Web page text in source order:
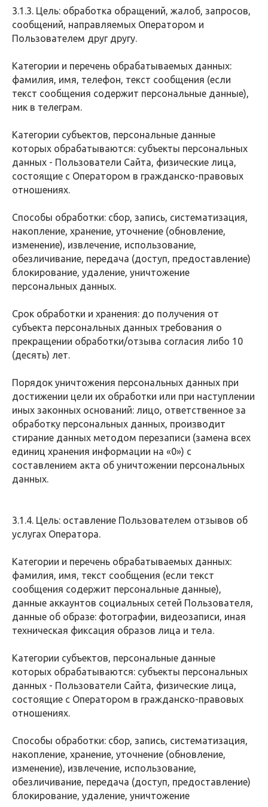
3.1.3. Цель: обработка обращений, жалоб, запросов,
сообщений, направляемых Оператором и
Пользователем друг другу.
Категории и перечень обрабатываемых данных:
фамилия, имя, телефон, текст сообщения (если
текст сообщения содержит персональные данные),
ник в телеграм.
Категории субъектов, персональные данные
которых обрабатываются: субъекты персональных
данных - Пользователи Сайта, физические лица,
состоящие с Оператором в гражданско-правовых
отношениях.
Способы обработки: сбор, запись, систематизация,
накопление, хранение, уточнение (обновление,
изменение), извлечение, использование,
обезличивание, передача (доступ, предоставление)
блокирование, удаление, уничтожение
персональных данных.
Срок обработки и хранения: до получения от
субъекта персональных данных требования о
прекращении обработки/отзыва согласия либо 10
(десять) лет.
Порядок уничтожения персональных данных при
достижении цели их обработки или при наступлении
иных законных оснований: лицо, ответственное за
обработку персональных данных, производит
стирание данных методом перезаписи (замена всех
единиц хранения информации на «0») с
составлением акта об уничтожении персональных
данных.
3.1.4. Цель: оставление Пользователем отзывов об
услугах Оператора.
Категории и перечень обрабатываемых данных:
фамилия, имя, текст сообщения (если текст
сообщения содержит персональные данные),
данные аккаунтов социальных сетей Пользователя,
данные об образе: фотографии, видеозаписи, иная
техническая фиксация образов лица и тела.
Категории субъектов, персональные данные
которых обрабатываются: субъекты персональных
данных - Пользователи Сайта, физические лица,
состоящие с Оператором в гражданско-правовых
отношениях.
Способы обработки: сбор, запись, систематизация,
накопление, хранение, уточнение (обновление,
изменение), извлечение, использование,
обезличивание, передача (доступ, предоставление)
блокирование, удаление, уничтожение